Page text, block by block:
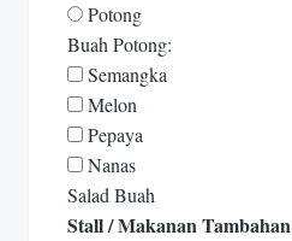
Potong
Buah Potong:
Semangka
Melon
Pepaya
Nanas
Salad Buah
Stall / Makanan Tambahan